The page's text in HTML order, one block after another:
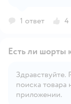
1 ответ 4
Есть ли шорты
Здравствуйте.
поиска товара
приложении.